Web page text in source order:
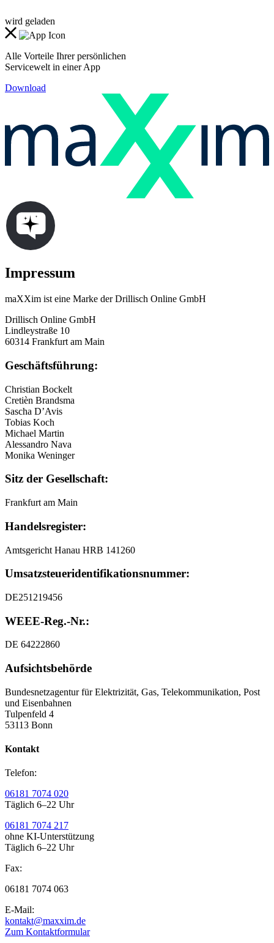
wird geladen
Alle Vorteile Ihrer persönlichen
Servicewelt in einer App
Download
Impressum
maXXim ist eine Marke der Drillisch Online GmbH
Drillisch Online GmbH
Lindleystraße 10
60314 Frankfurt am Main
Geschäftsführung:
Christian Bockelt
Cretièn Brandsma
Sascha D’Avis
Tobias Koch
Michael Martin
Alessandro Nava
Monika Weninger
Sitz der Gesellschaft:
Frankfurt am Main
Handelsregister:
Amtsgericht Hanau HRB 141260
Umsatzsteuer­identifikationsnummer:
DE251219456
WEEE-Reg.-Nr.:
DE 64222860
Aufsichtsbehörde
Bundesnetzagentur für Elektrizität, Gas, Telekommunikation, Post
und Eisenbahnen
Tulpenfeld 4
53113 Bonn
Kontakt
Telefon:
06181 7074 020
Täglich 6–22 Uhr
06181 7074 217
ohne KI-Unterstützung
Täglich 6–22 Uhr
Fax:
06181 7074 063
E-Mail:
kontakt@maxxim.de
Zum Kontaktformular